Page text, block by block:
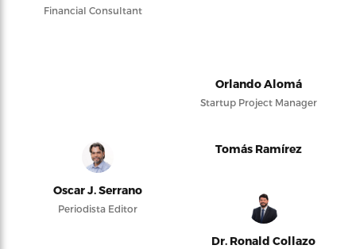
Financial Consultant
Orlando Alomá
Startup Project Manager
Oscar J. Serrano
Periodista Editor
Tomás Ramírez
Dr. Ronald Collazo